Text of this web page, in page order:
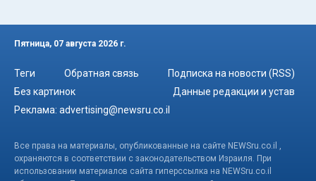
Пятница, 07 августа 2026 г.
Теги Обратная связь
Подписка на новости (RSS)
Без картинок
Данные редакции и устав
Реклама: advertising@newsru.co.il
Все права на материалы, опубликованные на сайте NEWSru.co.il ,
охраняются в соответствии с законодательством Израиля. При
использовании материалов сайта гиперссылка на NEWSru.co.il